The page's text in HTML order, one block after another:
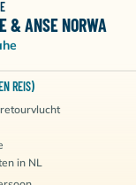
& ANSE NORWA
REIS)
in NL